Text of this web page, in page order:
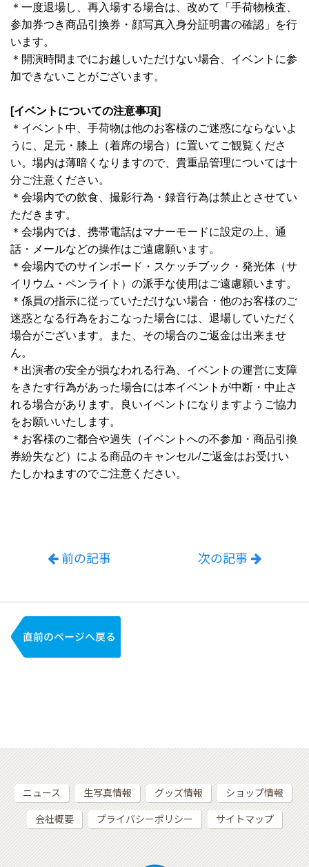
＊一度退場し、再入場する場合は、改めて「手荷物検査、
参加券つき商品引換券・顔写真入身分証明書の確認」を行
います。
＊開演時間までにお越しいただけない場合、イベントに参
加できないことがございます。
[イベントについての注意事項]
＊イベント中、手荷物は他のお客様のご迷惑にならないよ
うに、足元・膝上（着席の場合）に置いてご観覧くださ
い。場内は薄暗くなりますので、貴重品管理については十
分ご注意ください。
＊会場内での飲食、撮影行為・録音行為は禁止とさせてい
ただきます。
＊会場内では、携帯電話はマナーモードに設定の上、通
話・メールなどの操作はご遠慮願います。
＊会場内でのサインボード・スケッチブック・発光体（サ
イリウム・ペンライト）の派手な使用はご遠慮願います。
＊係員の指示に従っていただけない場合・他のお客様のご
迷惑となる行為をおこなった場合には、退場していただく
場合がございます。また、その場合のご返金は出来ませ
ん。
＊出演者の安全が損なわれる行為、イベントの運営に支障
をきたす行為があった場合には本イベントが中断・中止さ
れる場合があります。良いイベントになりますようご協力
をお願いいたします。
＊お客様のご都合や過失（イベントへの不参加・商品引換
券紛失など）による商品のキャンセル/ご返金はお受けい
たしかねますのでご注意ください。
前の記事 次の記事
ニュース 生写真情報 グッズ情報 ショップ情報
会社概要 プライバシーポリシー サイトマップ